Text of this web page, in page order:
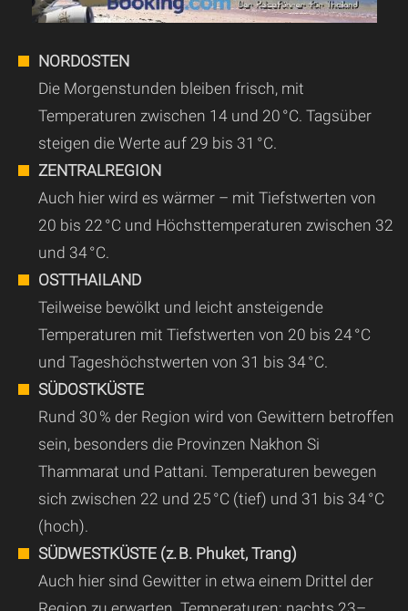
NORDOSTEN
Die Morgenstunden bleiben frisch, mit
Temperaturen zwischen 14 und 20 °C. Tagsüber
steigen die Werte auf 29 bis 31 °C.
ZENTRALREGION
Auch hier wird es wärmer – mit Tiefstwerten von
20 bis 22 °C und Höchsttemperaturen zwischen 32
und 34 °C.
OSTTHAILAND
Teilweise bewölkt und leicht ansteigende
Temperaturen mit Tiefstwerten von 20 bis 24 °C
und Tageshöchstwerten von 31 bis 34 °C.
SÜDOSTKÜSTE
Rund 30 % der Region wird von Gewittern betroffen
sein, besonders die Provinzen Nakhon Si
Thammarat und Pattani. Temperaturen bewegen
sich zwischen 22 und 25 °C (tief) und 31 bis 34 °C
(hoch).
SÜDWESTKÜSTE (z. B. Phuket, Trang)
Auch hier sind Gewitter in etwa einem Drittel der